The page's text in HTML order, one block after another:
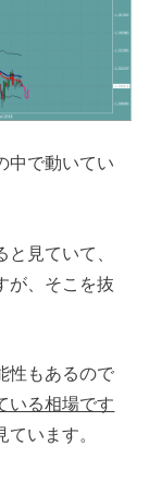
中で動いてい
見ていて、
が、そこを抜
性もあるので
いる相場です
ています。